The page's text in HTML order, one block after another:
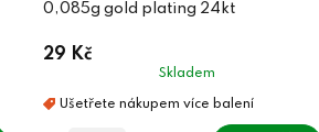
0,085g gold plating 24kt
29 Kč
Skladem